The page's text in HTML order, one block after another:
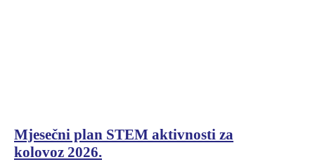
Mjesečni plan STEM aktivnosti za
kolovoz 2026.